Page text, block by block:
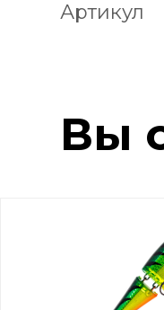
Артикул
Вы